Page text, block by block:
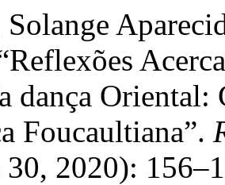
dança
Foucaultiana”.
30, 2020):